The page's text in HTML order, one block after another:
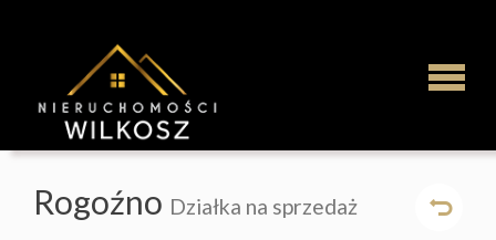
Strona
Rogoźno Działka na sprzedaż